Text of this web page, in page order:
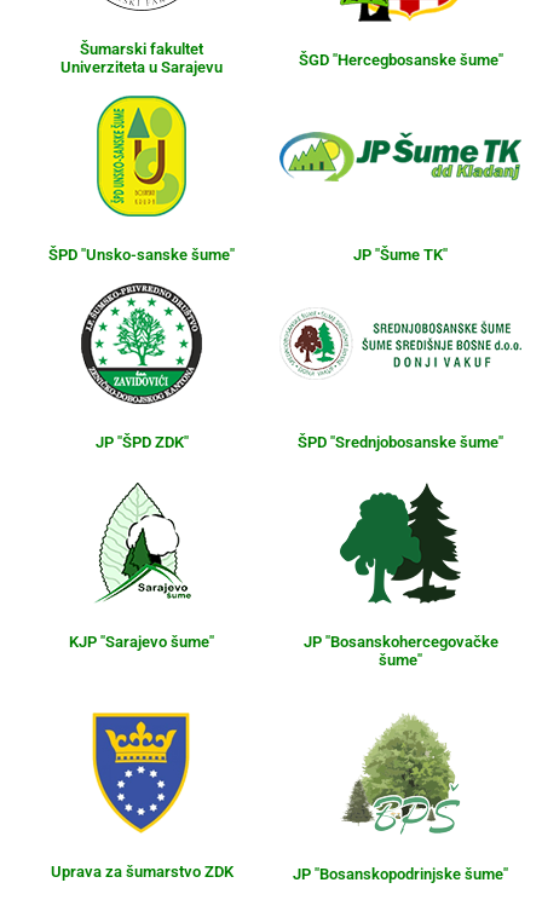
Šumarski fakultet
Univerziteta u Sarajevu
ŠGD "Hercegbosanske šume"
ŠPD "Unsko-sanske šume" JP "Šume TK"
JP "ŠPD ZDK" ŠPD "Srednjobosanske šume"
KJP "Sarajevo šume"
JP "Bosanskohercegovačke
šume"
Uprava za šumarstvo ZDK JP "Bosanskopodrinjske šume"